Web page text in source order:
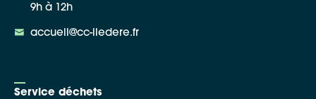
9h à 12h
accueil@cc-iledere.fr
Service déchets